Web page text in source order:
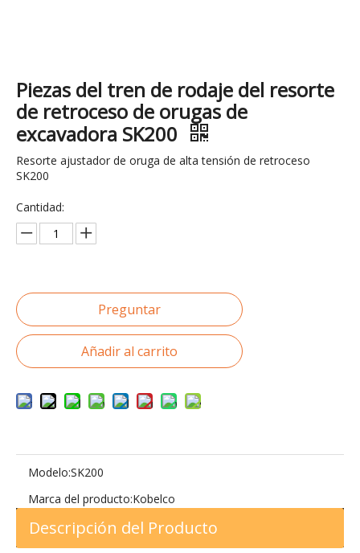
Piezas del tren de rodaje del resorte
de retroceso de orugas de
excavadora SK200
Resorte ajustador de oruga de alta tensión de retroceso
SK200
Cantidad:
Preguntar
Añadir al carrito
Modelo:SK200
Marca del producto:Kobelco
Descripción del Producto